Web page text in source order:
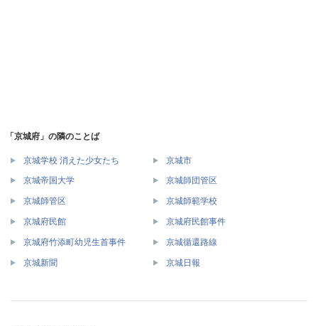
「京城府」の隣のことば
京城学校 消えた少女たち 京城市
京城帝国大学 京城師団管区
京城師管区 京城師範学校
京城府民館 京城府民館事件
京城府竹添町幼児生首事件 京城循還路線
京城新聞 京城日報